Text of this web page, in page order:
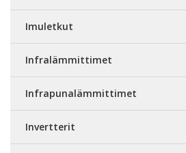
Imuletkut
Infralämmittimet
Infrapunalämmittimet
Invertterit